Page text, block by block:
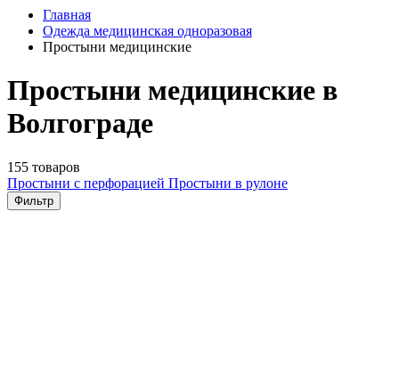
Главная
Одежда медицинская одноразовая
Простыни медицинские
Простыни медицинские в
Волгограде
155 товаров
Простыни с перфорацией Простыни в рулоне
Фильтр